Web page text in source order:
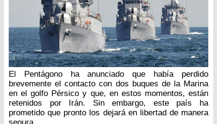
El Pentágono ha anunciado que había perdido
brevemente el contacto con dos buques de la Marina
en el golfo Pérsico y que, en estos momentos, están
retenidos por Irán. Sin embargo, este país ha
prometido que pronto los dejará en libertad de manera